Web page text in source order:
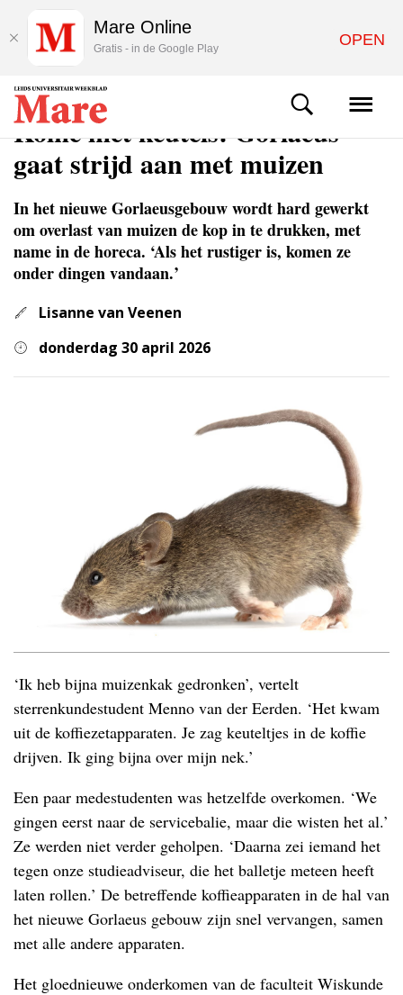
NIEUWS
Koffie met keutels: Gorlaeus
gaat strijd aan met muizen
In het nieuwe Gorlaeusgebouw wordt hard gewerkt
om overlast van muizen de kop in te drukken, met
name in de horeca. ‘Als het rustiger is, komen ze
onder dingen vandaan.’
Lisanne van Veenen
donderdag 30 april 2026
‘Ik heb bijna muizenkak gedronken’, vertelt
sterrenkundestudent Menno van der Eerden. ‘Het kwam
uit de koffiezetapparaten. Je zag keuteltjes in de koffie
drijven. Ik ging bijna over mijn nek.’
Een paar medestudenten was hetzelfde overkomen. ‘We
gingen eerst naar de servicebalie, maar die wisten het al.’
Ze werden niet verder geholpen. ‘Daarna zei iemand het
tegen onze studieadviseur, die het balletje meteen heeft
laten rollen.’ De betreffende koffieapparaten in de hal van
het nieuwe Gorlaeus gebouw zijn snel vervangen, samen
met alle andere apparaten.
Het gloednieuwe onderkomen van de faculteit Wiskunde
Mare Online
Gratis - in de Google Play OPEN